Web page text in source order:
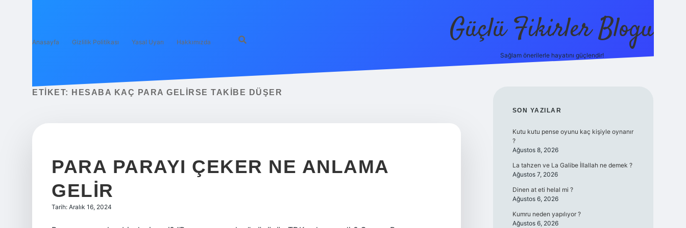
Anasayfa Gizlilik Politikası Yasal Uyarı Hakkımızda Güçlü Fikirler Blogu
Sağlam önerilerle hayatını güçlendir!
ETIKET: HESABA KAÇ PARA GELIRSE TAKIBE DÜŞER
PARA PARAYI ÇEKER NE ANLAMA
GELIR
Tarih: Aralık 16, 2024
SIDEBAR
SON YAZILAR
Kutu kutu pense oyunu kaç kişiyle oynanır
?
Ağustos 8, 2026
La tahzen ve La Galibe İllallah ne demek ?
Ağustos 7, 2026
Dinen at eti helal mi ?
Ağustos 6, 2026
Kumru neden yapılıyor ?
Ağustos 6, 2026